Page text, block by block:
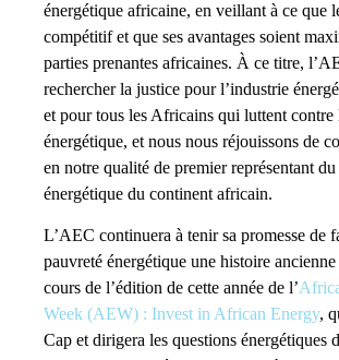
énergétique africaine, en veillant à ce que
compétitif et que ses avantages soient
parties prenantes africaines. À ce titre,
rechercher la justice pour l’industrie
et pour tous les Africains qui luttent contre
énergétique, et nous nous réjouissons de
en notre qualité de premier représentant
énergétique du continent africain.
L’AEC continuera à tenir sa promesse de
pauvreté énergétique une histoire
cours de l’édition de cette année de l’
Week (AEW) : Invest in African Energy,
Cap et dirigera les questions énergétiques